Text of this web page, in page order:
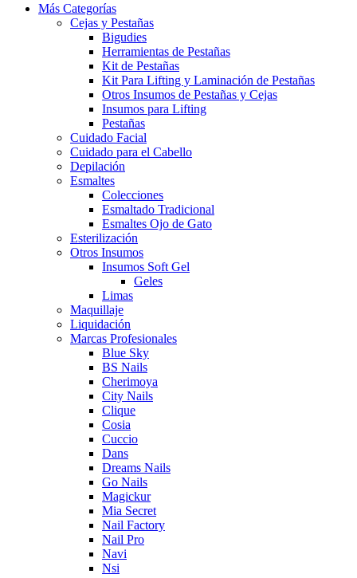
Más Categorías
Cejas y Pestañas
Bigudies
Herramientas de Pestañas
Kit de Pestañas
Kit Para Lifting y Laminación de Pestañas
Otros Insumos de Pestañas y Cejas
Insumos para Lifting
Pestañas
Cuidado Facial
Cuidado para el Cabello
Depilación
Esmaltes
Colecciones
Esmaltado Tradicional
Esmaltes Ojo de Gato
Esterilización
Otros Insumos
Insumos Soft Gel
Geles
Limas
Maquillaje
Liquidación
Marcas Profesionales
Blue Sky
BS Nails
Cherimoya
City Nails
Clique
Cosia
Cuccio
Dans
Dreams Nails
Go Nails
Magickur
Mia Secret
Nail Factory
Nail Pro
Navi
Nsi